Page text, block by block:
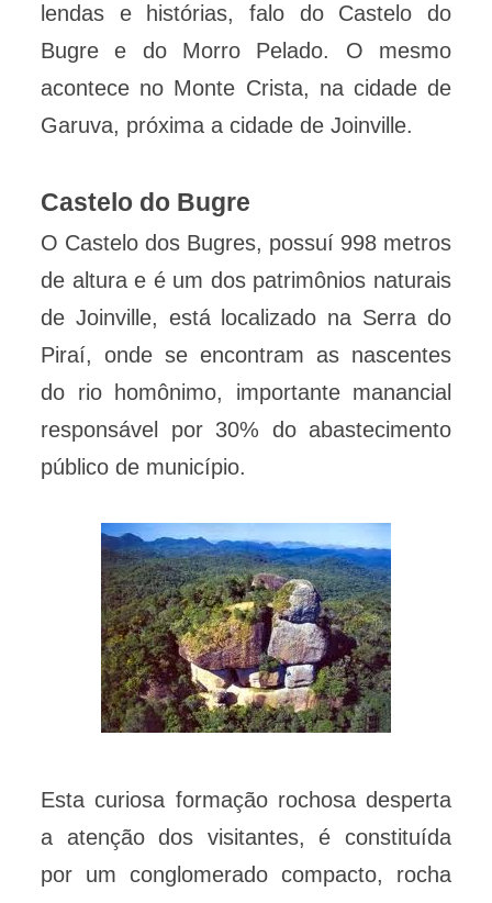
lendas e histórias, falo do Castelo do
Bugre e do Morro Pelado. O mesmo
acontece no Monte Crista, na cidade de
Garuva, próxima a cidade de Joinville.
Castelo do Bugre
O Castelo dos Bugres, possuí 998 metros
de altura e é um dos patrimônios naturais
de Joinville, está localizado na Serra do
Piraí, onde se encontram as nascentes
do rio homônimo, importante manancial
responsável por 30% do abastecimento
público de município.
Esta curiosa formação rochosa desperta
a atenção dos visitantes, é constituída
por um conglomerado compacto, rocha